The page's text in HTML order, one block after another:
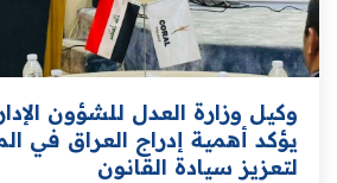
وكيل وزارة العدل للشؤون
يؤكد أهمية إدراج العراق في
لتعزيز سيادة القانون